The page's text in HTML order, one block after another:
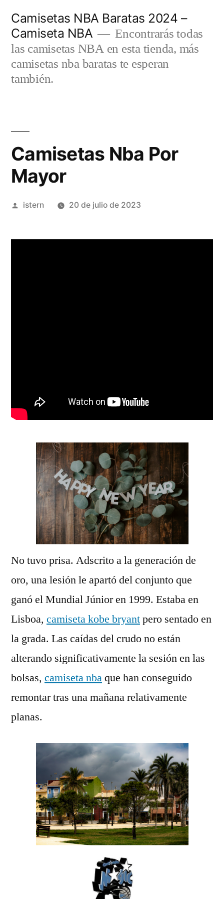
contenido
Camisetas NBA Baratas 2024 –
Camiseta NBA
Encontrarás todas
las camisetas NBA en esta tienda, más
camisetas nba baratas te esperan
también.
Camisetas Nba Por
Mayor
Publicado
istern 20 de julio de 2023
No tuvo prisa. Adscrito a la generación de
oro, una lesión le apartó del conjunto que
ganó el Mundial Júnior en 1999. Estaba en
Lisboa, camiseta kobe bryantpero sentado en
la grada. Las caídas del crudo no están
alterando significativamente la sesión en las
bolsas, camiseta nbaque han conseguido
remontar tras una mañana relativamente
planas.